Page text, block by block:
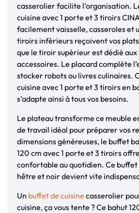
casserolier facilite l’organisation.
cuisine avec 1 porte et 3 tiroirs
facilement vaisselle, casseroles et
tiroirs inférieurs reçoivent vos
que le tiroir supérieur est dédié
accessoires. Le placard complète
stocker robots ou livres culinaires.
cuisine avec 1 porte et 3 tiroirs en
s’adapte ainsi à tous vos besoins.
Le plateau transforme ce meuble
de travail idéal pour préparer vos
dimensions généreuses, le buffet
120 cm avec 1 porte et 3 tiroirs
confortable au quotidien. Ce
hêtre et noir devient vite
Un buffet de cuisine casserolier
cuisine, ça vous tente ? Ce bahut